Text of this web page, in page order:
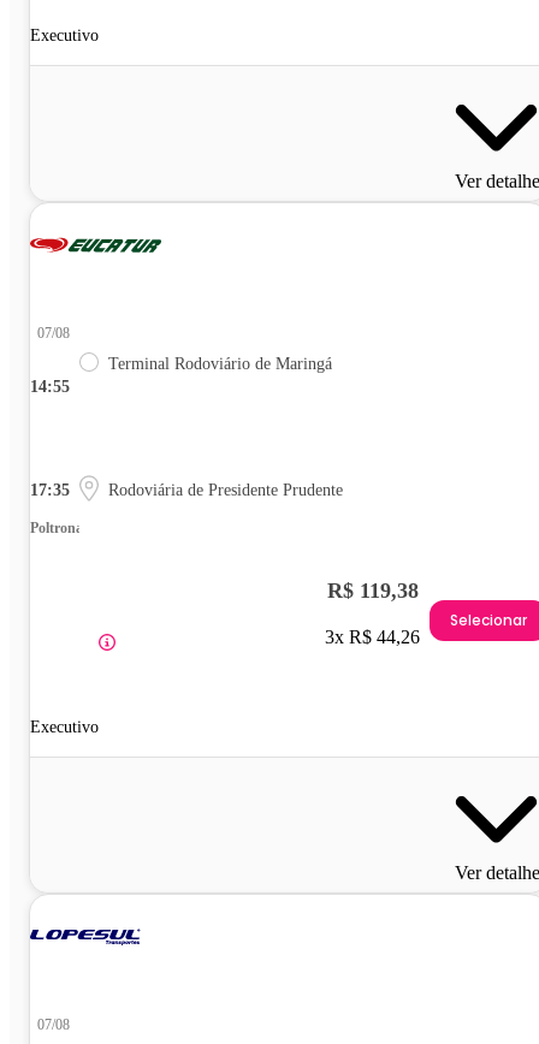
Executivo
Ver
14:55
07/08
Terminal Rodoviário de Maringá
17:35 Rodoviária de Presidente Prudente
Poltrona
Executivo
R$ 119,38
3x R$ 44,26
Selecionar
Ver
07/08